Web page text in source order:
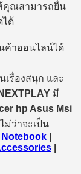
คุณสามารถยื่น
ได้
าออนไลน์ได้
รื่องสนุก และ
NEXTPLAY มี
hp Asus Msi
ว่าจะเป็น
Notebook